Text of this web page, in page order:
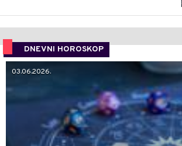
DNEVNI HOROSKOP
03.06.2026.